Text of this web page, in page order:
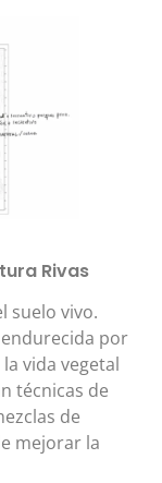
Rivas
suelo vivo.
por
vida vegetal
técnicas de
de
mejorar la